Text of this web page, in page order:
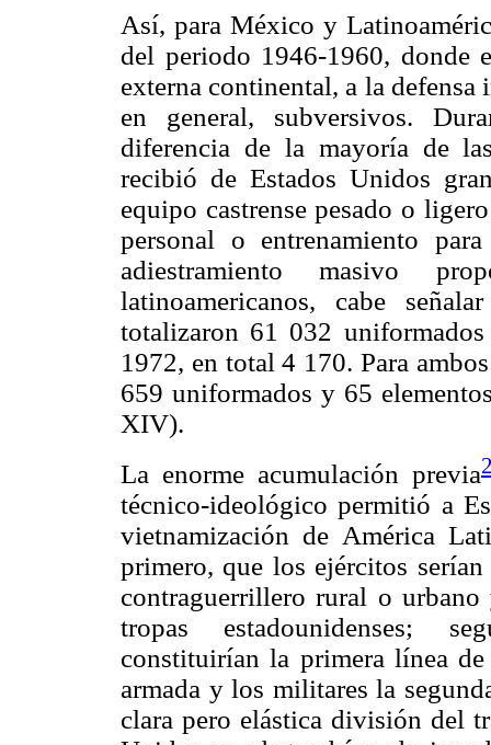
Así, para México y
del periodo 1946-1960, donde
externa continental, a la
en general, subversivos.
diferencia de la mayoría de
recibió de Estados Unidos
equipo castrense pesado o
personal o entrenamiento
adiestramiento masivo
latinoamericanos, cabe
totalizaron 61 032
1972, en total 4 170. Para
659 uniformados y 65
XIV).
La enorme acumulación previa
técnico-ideológico permitió a
vietnamización de América
primero, que los ejércitos
contraguerrillero rural o
tropas estadounidenses;
constituirían la primera línea
armada y los militares la
clara pero elástica división del